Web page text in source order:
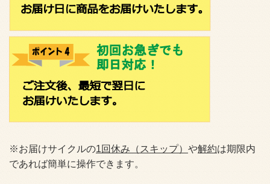
※お届けサイクルの1回休み（スキップ） や解約は期限内
であれば簡単に操作できます。